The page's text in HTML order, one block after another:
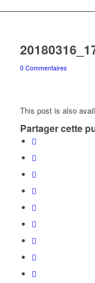
0 Commentaires
This post is also
Partager cette